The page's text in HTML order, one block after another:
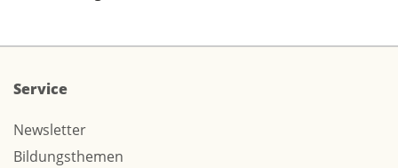
Service
Newsletter
Bildungsthemen